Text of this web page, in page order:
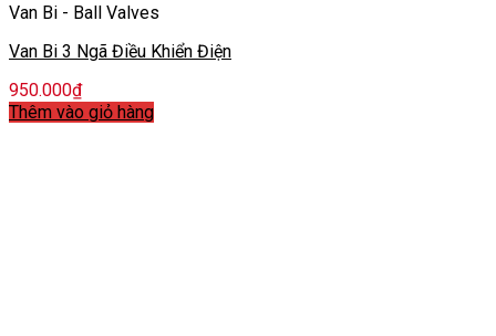
Van Bi - Ball Valves
Van Bi 3 Ngã Điều Khiển Điện
950.000₫
Thêm vào giỏ hàng